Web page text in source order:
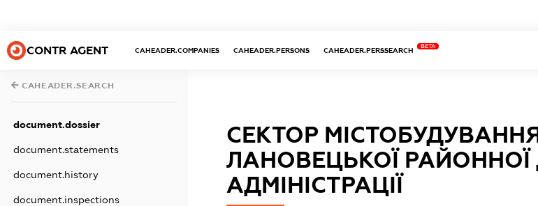
CONTR AGENT CAHEADER.COMPANIES CAHEADER.PERSONS CAHEADER.PERSSEARCH
BETA
CAHEADER.SEARCH
document.dossier
document.statements
document.history
document.inspections
СЕКТОР
ЛАНОВЕЦЬКОЇ
АДМІНІСТРАЦІЇ